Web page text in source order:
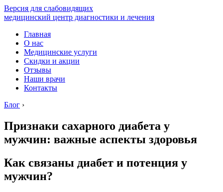
Версия для слабовидящих
медицинский центр диагностики и лечения
Главная
О нас
Медицинские услуги
Скидки и акции
Отзывы
Наши врачи
Контакты
Блог ›
Признаки сахарного диабета у
мужчин: важные аспекты здоровья
Как связаны диабет и потенция у
мужчин?